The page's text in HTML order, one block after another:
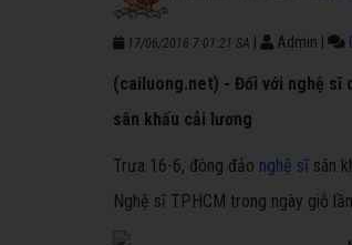
17/06/2016 7:01:21 SA Admin
(cailuong.net) - Đối với nghệ sĩ
sân khấu cải lương
Trưa 16-6, đông đảo nghệ sĩ sân
Nghệ sĩ TPHCM trong ngày giỗ